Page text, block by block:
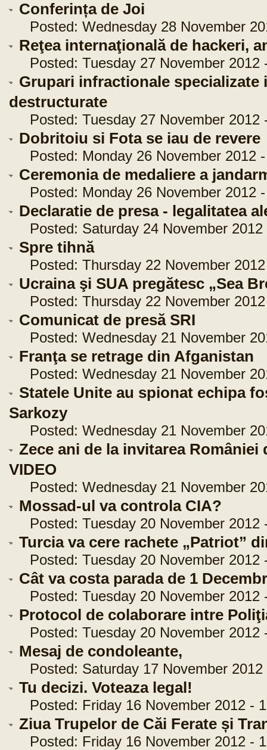
Conferința de Joi
Posted: Wednesday 28 November
Reţea internaţională de hackeri,
Posted: Tuesday 27 November 2012
Grupari infractionale
destructurate
Posted: Tuesday 27 November 2012
Dobritoiu si Fota se iau de revere
Posted: Monday 26 November 2012 -
Ceremonia de medaliere a
Posted: Monday 26 November 2012 -
Declaratie de presa - legalitatea
Posted: Saturday 24 November 2012
Spre tihnă
Posted: Thursday 22 November 2012
Ucraina şi SUA pregătesc „Sea
Posted: Thursday 22 November 2012
Comunicat de presă SRI
Posted: Wednesday 21 November
Franţa se retrage din Afganistan
Posted: Wednesday 21 November
Statele Unite au spionat echipa
Sarkozy
Posted: Wednesday 21 November
Zece ani de la invitarea României
VIDEO
Posted: Wednesday 21 November
Mossad-ul va controla CIA?
Posted: Tuesday 20 November 2012
Turcia va cere rachete „Patriot”
Posted: Tuesday 20 November 2012
Cât va costa parada de 1
Posted: Tuesday 20 November 2012
Protocol de colaborare intre
Posted: Tuesday 20 November 2012
Mesaj de condoleante,
Posted: Saturday 17 November 2012
Tu decizi. Voteaza legal!
Posted: Friday 16 November 2012 -
Ziua Trupelor de Căi Ferate și
Posted: Friday 16 November 2012 -